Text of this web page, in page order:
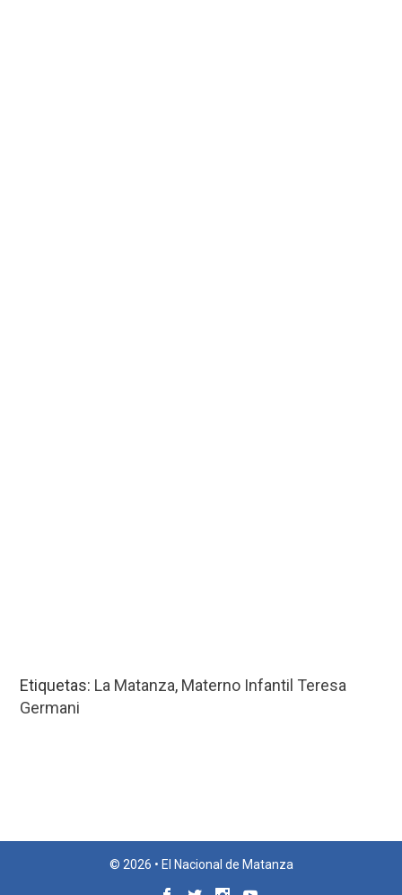
Etiquetas: La Matanza, Materno Infantil Teresa
Germani
© 2026 • El Nacional de Matanza